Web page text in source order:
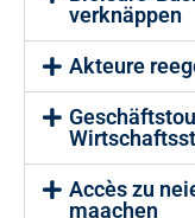
verknäppen
Akteure
Accès zu
maachen